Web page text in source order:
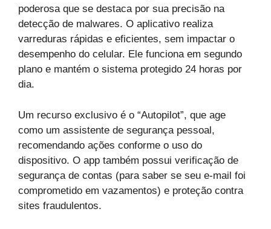
poderosa que se destaca por sua precisão na
detecção de malwares. O aplicativo realiza
varreduras rápidas e eficientes, sem impactar o
desempenho do celular. Ele funciona em segundo
plano e mantém o sistema protegido 24 horas por
dia.
Um recurso exclusivo é o “Autopilot”, que age
como um assistente de segurança pessoal,
recomendando ações conforme o uso do
dispositivo. O app também possui verificação de
segurança de contas (para saber se seu e-mail foi
comprometido em vazamentos) e proteção contra
sites fraudulentos.